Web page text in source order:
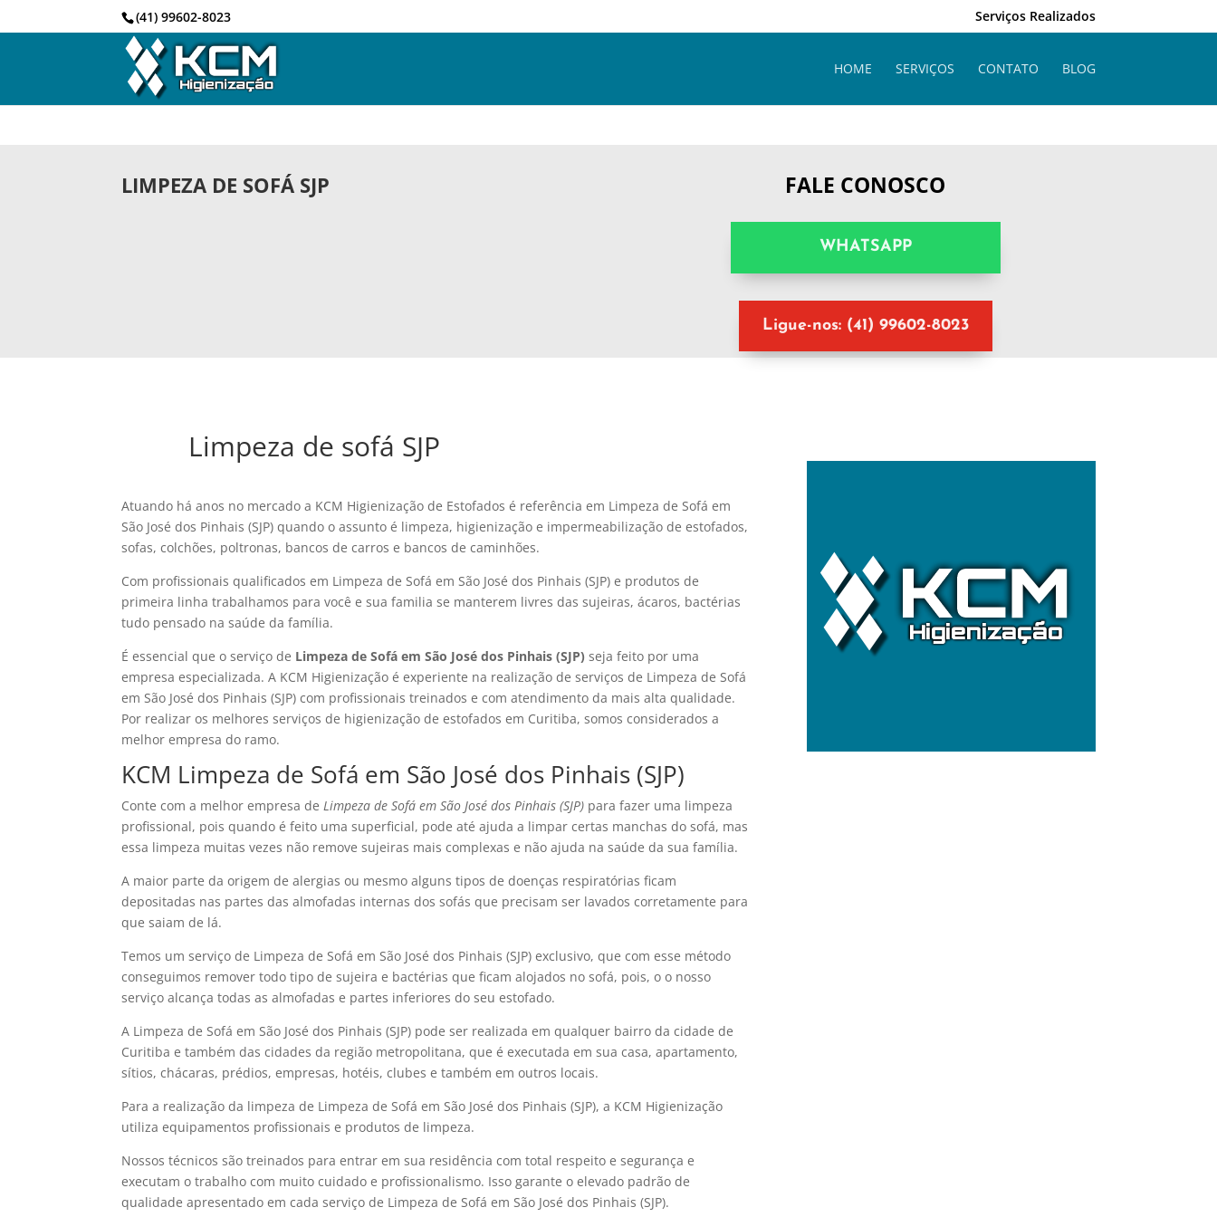
(41) 99602-8023 Serviços Realizados
HOME SERVIÇOS CONTATO BLOG
LIMPEZA DE SOFÁ SJP FALE CONOSCO
WHATSAPP
Ligue-nos: (41) 99602-8023
Limpeza de sofá SJP
Atuando há anos no mercado a KCM Higienização de Estofados é referência em Limpeza de Sofá em
São José dos Pinhais (SJP) quando o assunto é limpeza, higienização e impermeabilização de estofados,
sofas, colchões, poltronas, bancos de carros e bancos de caminhões.
Com profissionais qualificados em Limpeza de Sofá em São José dos Pinhais (SJP) e produtos de
primeira linha trabalhamos para você e sua familia se manterem livres das sujeiras, ácaros, bactérias
tudo pensado na saúde da família.
É essencial que o serviço de Limpeza de Sofá em São José dos Pinhais (SJP) seja feito por uma
empresa especializada. A KCM Higienização é experiente na realização de serviços de Limpeza de Sofá
em São José dos Pinhais (SJP) com profissionais treinados e com atendimento da mais alta qualidade.
Por realizar os melhores serviços de higienização de estofados em Curitiba, somos considerados a
melhor empresa do ramo.
KCM Limpeza de Sofá em São José dos Pinhais (SJP)
Conte com a melhor empresa deLimpeza de Sofá em São José dos Pinhais (SJP) para fazer uma limpeza
profissional, pois quando é feito uma superficial, pode até ajuda a limpar certas manchas do sofá, mas
essa limpeza muitas vezes não remove sujeiras mais complexas e não ajuda na saúde da sua família.
A maior parte da origem de alergias ou mesmo alguns tipos de doenças respiratórias ficam
depositadas nas partes das almofadas internas dos sofás que precisam ser lavados corretamente para
que saiam de lá.
Temos um serviço de Limpeza de Sofá em São José dos Pinhais (SJP) exclusivo, que com esse método
conseguimos remover todo tipo de sujeira e bactérias que ficam alojados no sofá, pois, o o nosso
serviço alcança todas as almofadas e partes inferiores do seu estofado.
A Limpeza de Sofá em São José dos Pinhais (SJP) pode ser realizada em qualquer bairro da cidade de
Curitiba e também das cidades da região metropolitana, que é executada em sua casa, apartamento,
sítios, chácaras, prédios, empresas, hotéis, clubes e também em outros locais.
Para a realização da limpeza de Limpeza de Sofá em São José dos Pinhais (SJP), a KCM Higienização
utiliza equipamentos profissionais e produtos de limpeza.
Nossos técnicos são treinados para entrar em sua residência com total respeito e segurança e
executam o trabalho com muito cuidado e profissionalismo. Isso garante o elevado padrão de
qualidade apresentado em cada serviço de Limpeza de Sofá em São José dos Pinhais (SJP).